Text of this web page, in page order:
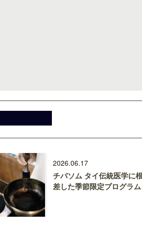
2026.06.17
チバソム タイ伝統医学に
差した季節限定プログラム